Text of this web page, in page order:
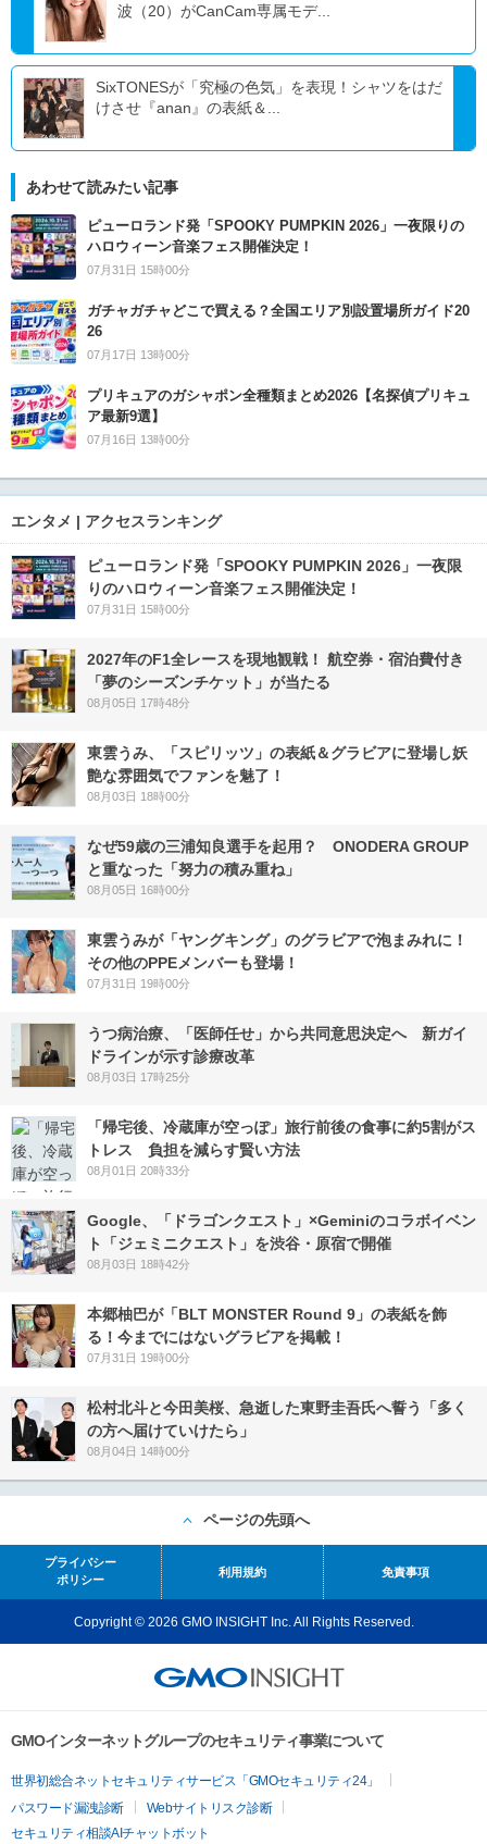
波（20）がCanCam専属モデ...
SixTONESが「究極の色気」を表現！シャツをはだ
けさせ『anan』の表紙＆...
あわせて読みたい記事
ピューロランド発「SPOOKY PUMPKIN 2026」一夜限りの
ハロウィーン音楽フェス開催決定！
07月31日 15時00分
ガチャガチャどこで買える？全国エリア別設置場所ガイド20
26
07月17日 13時00分
プリキュアのガシャポン全種類まとめ2026【名探偵プリキュ
ア最新9選】
07月16日 13時00分
エンタメ | アクセスランキング
ピューロランド発「SPOOKY PUMPKIN 2026」一夜限
りのハロウィーン音楽フェス開催決定！
07月31日 15時00分
2027年のF1全レースを現地観戦！ 航空券・宿泊費付き
「夢のシーズンチケット」が当たる
08月05日 17時48分
東雲うみ、「スピリッツ」の表紙＆グラビアに登場し妖
艶な雰囲気でファンを魅了！
08月03日 18時00分
なぜ59歳の三浦知良選手を起用？ ONODERA GROUP
と重なった「努力の積み重ね」
08月05日 16時00分
東雲うみが「ヤングキング」のグラビアで泡まみれに！
その他のPPEメンバーも登場！
07月31日 19時00分
うつ病治療、「医師任せ」から共同意思決定へ 新ガイ
ドラインが示す診療改革
08月03日 17時25分
「帰宅後、冷蔵庫が空っぽ」旅行前後の食事に約5割がス
トレス 負担を減らす賢い方法
08月01日 20時33分
Google、「ドラゴンクエスト」×Geminiのコラボイベン
ト「ジェミニクエスト」を渋谷・原宿で開催
08月03日 18時42分
本郷柚巴が「BLT MONSTER Round 9」の表紙を飾
る！今までにはないグラビアを掲載！
07月31日 19時00分
松村北斗と今田美桜、急逝した東野圭吾氏へ誓う「多く
の方へ届けていけたら」
08月04日 14時00分
ページの先頭へ
プライバシー
ポリシー
利用規約 免責事項
Copyright © 2026 GMO INSIGHT Inc. All Rights Reserved.
GMOインターネットグループのセキュリティ事業について
世界初総合ネットセキュリティサービス「GMOセキュリティ24」
パスワード漏洩診断
Webサイトリスク診断
セキュリティ相談AIチャットボット